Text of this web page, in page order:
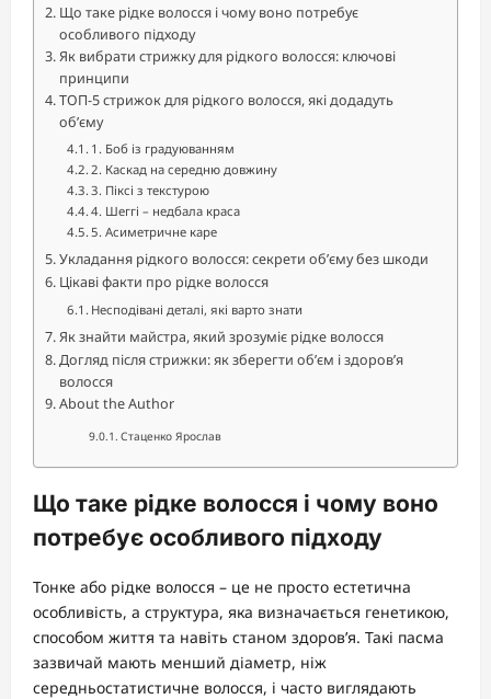
Що таке рідке волосся і чому воно потребує
особливого підходу
Як вибрати стрижку для рідкого волосся: ключові
принципи
ТОП-5 стрижок для рідкого волосся, які додадуть
об’єму
1. Боб із градуюванням
2. Каскад на середню довжину
3. Піксі з текстурою
4. Шеггі – недбала краса
5. Асиметричне каре
Укладання рідкого волосся: секрети об’єму без шкоди
Цікаві факти про рідке волосся
Несподівані деталі, які варто знати
Як знайти майстра, який зрозуміє рідке волосся
Догляд після стрижки: як зберегти об’єм і здоров’я
волосся
About the Author
Стаценко Ярослав
Що таке рідке волосся і чому воно
потребує особливого підходу
Тонке або рідке волосся – це не просто естетична
особливість, а структура, яка визначається генетикою,
способом життя та навіть станом здоров’я. Такі пасма
зазвичай мають менший діаметр, ніж
середньостатистичне волосся, і часто виглядають